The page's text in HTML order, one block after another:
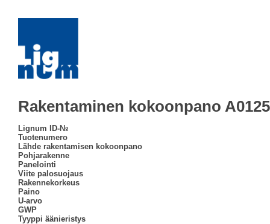
Rakentaminen kokoonpano A0125
Lignum ID-№
Tuotenumero
Lähde rakentamisen kokoonpano
Pohjarakenne
Panelointi
Viite palosuojaus
Rakennekorkeus
Paino
U-arvo
GWP
Tyyppi äänieristys